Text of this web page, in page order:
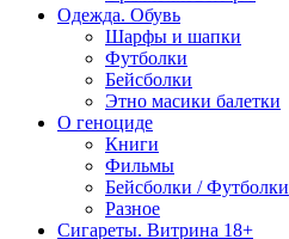
Одежда. Обувь
Шарфы и шапки
Футболки
Бейсболки
Этно масики балетки
О геноциде
Книги
Фильмы
Бейсболки / Футболки
Разное
Сигареты. Витрина 18+